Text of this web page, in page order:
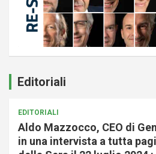
Editoriali
EDITORIALI
Aldo Mazzocco, CEO di
in una intervista a tutta